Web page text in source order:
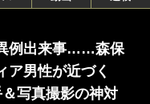
例出来事……森保
ア男性が近づく
写真撮影の神対